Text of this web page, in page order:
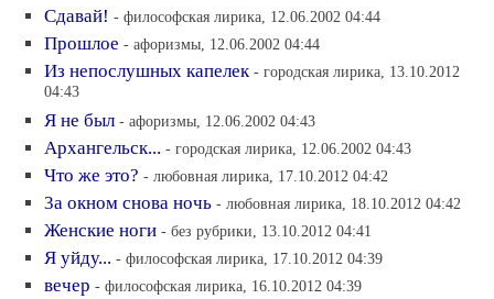
Сдавай! - философская лирика, 12.06.2002 04:44
Прошлое - афоризмы, 12.06.2002 04:44
Из непослушных капелек - городская лирика, 13.10.2012
04:43
Я не был - афоризмы, 12.06.2002 04:43
Архангельск... - городская лирика, 12.06.2002 04:43
Что же это? - любовная лирика, 17.10.2012 04:42
3а окном снова ночь - любовная лирика, 18.10.2012 04:42
Женские ноги - без рубрики, 13.10.2012 04:41
Я уйду... - философская лирика, 17.10.2012 04:39
вечер - философская лирика, 16.10.2012 04:39